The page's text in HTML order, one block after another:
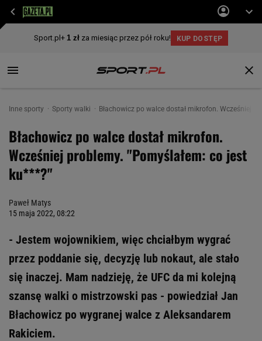
Inne sporty Sporty walki Błachowicz po walce dostał mikrofon. Wcześniej
Błachowicz po walce dostał mikrofon.
Wcześniej problemy. "Pomyślałem: co jest
ku***?"
Paweł Matys
15 maja 2022, 08:22
- Jestem wojownikiem, więc chciałbym wygrać
przez poddanie się, decyzję lub nokaut, ale stało
się inaczej. Mam nadzieję, że UFC da mi kolejną
szansę walki o mistrzowski pas - powiedział Jan
Błachowicz po wygranej walce z Aleksandarem
Rakiciem.